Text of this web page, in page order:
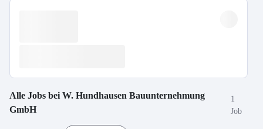
Alle Jobs bei W. Hundhausen Bauunternehmung
GmbH
1
Job